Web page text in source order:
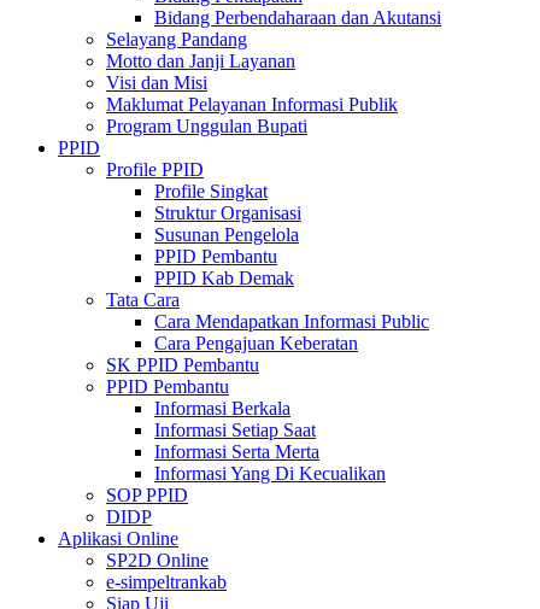
Bidang Perbendaharaan dan Akutansi
Selayang Pandang
Motto dan Janji Layanan
Visi dan Misi
Maklumat Pelayanan Informasi Publik
Program Unggulan Bupati
PPID
Profile PPID
Profile Singkat
Struktur Organisasi
Susunan Pengelola
PPID Pembantu
PPID Kab Demak
Tata Cara
Cara Mendapatkan Informasi Public
Cara Pengajuan Keberatan
SK PPID Pembantu
PPID Pembantu
Informasi Berkala
Informasi Setiap Saat
Informasi Serta Merta
Informasi Yang Di Kecualikan
SOP PPID
DIDP
Aplikasi Online
SP2D Online
e-simpeltrankab
Siap Uji